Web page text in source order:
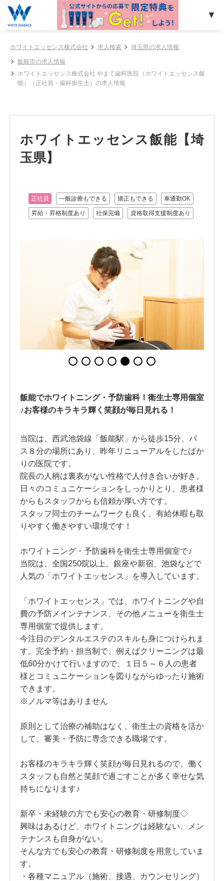
ホワイトエッセンス株式会社 求人検索 埼玉県の求人情報
飯能市の求人情報
ホワイトエッセンス株式会社 やまて歯科医院（ホワイトエッセンス飯
能）（正社員・歯科衛生士）の求人情報
ホワイトエッセンス飯能【埼
玉県】
正社員 一般診療もできる 矯正もできる 車通勤OK
昇給・昇格制度あり 社保完備 資格取得支援制度あり
飯能でホワイトニング・予防歯科！衛生士専用個室
♪お客様のキラキラ輝く笑顔が毎日見れる！
当院は、西武池袋線「飯能駅」から徒歩15分、バ
ス８分の場所にあり、昨年リニューアルをしたばか
りの医院です。
院長の人柄は裏表がない性格で人付き合いが好き。
日々のコミュニケーションをしっかりとり、患者様
からもスタッフからも信頼が厚い方です。
スタッフ同士のチームワークも良く、有給休暇も取
りやすく働きやすい環境です！
ホワイトニング・予防歯科を衛生士専用個室で♪
当院は、全国250院以上、銀座や新宿、池袋などで
人気の「ホワイトエッセンス」を導入しています。
「ホワイトエッセンス」では、ホワイトニングや自
費の予防メインテナンス、その他メニューを衛生士
専用個室で提供します。
今注目のデンタルエステのスキルも身につけられま
す。完全予約・担当制で、例えばクリーニングは最
低60分かけて行いますので、１日５～６人の患者
様とコミュニケーションを図りながらゆったり施術
できます。
※ノルマ等はありません
原則として治療の補助はなく、衛生士の資格を活か
して、審美・予防に専念できる職場です。
お客様のキラキラ輝く笑顔が毎日見れるので、働く
スタッフも自然と笑顔で過ごすことが多く幸せな気
持ちになります♪
新卒・未経験の方でも安心の教育・研修制度◇
興味はあるけど、ホワイトニングは経験ない、メン
テナンスも自身がない。
そんな方でも安心の教育・研修制度を用意していま
す。
・各種マニュアル（施術、接遇、カウンセリング）